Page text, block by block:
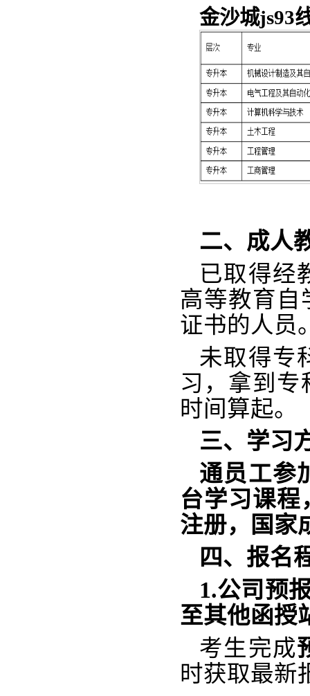
金沙城js93
二、成人
已取得经
高等教育自
证书的人员
未取得专
习，拿到
时间算起。
三、学习
通员工参
台学习课
注册，国家
四、报名
1.公司预
至其他函授
考生完成
时获取最新